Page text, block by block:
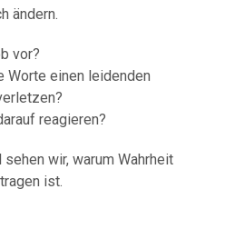
ändern.
vor?
Worte einen leidenden
reagieren?
wir, warum Wahrheit
ist.